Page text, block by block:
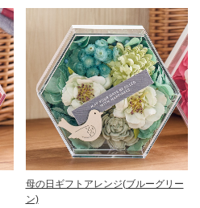
母の日ギフトアレンジ(ブルーグリー
ン)